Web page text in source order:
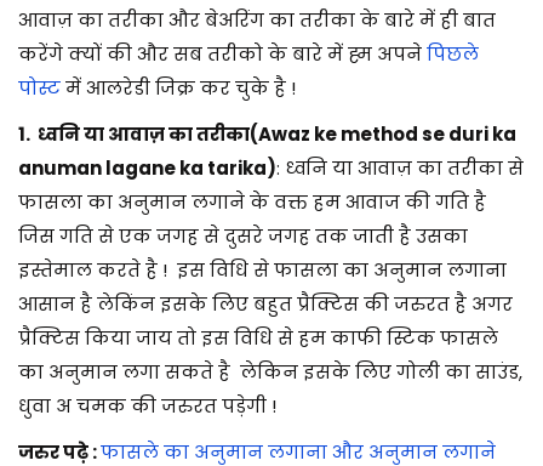
आवाज़ का तरीका और बेअरिंग का तरीका के बारे में ही बात
करेंगे क्यों की और सब तरीको के बारे में ह्म अपनेपिछले
पोस्टमें आलरेडी जिक्र कर चुके है !
1. ध्वनि या आवाज़ का तरीका(Awaz ke method se duri ka
anuman lagane ka tarika): ध्वनि या आवाज़ का तरीका से
फासला का अनुमान लगाने के वक्त हम आवाज की गति है
जिस गति से एक जगह से दुसरे जगह तक जाती है उसका
इस्तेमाल करते है ! इस विधि से फासला का अनुमान लगाना
आसान है लेकिंन इसके लिए बहुत प्रैक्टिस की जरुरत है अगर
प्रैक्टिस किया जाय तो इस विधि से हम काफी स्टिक फासले
का अनुमान लगा सकते है लेकिन इसके लिए गोली का साउंड,
धुवा अ चमक की जरुरत पड़ेगी !
जरुर पढ़े :फासले का अनुमान लगाना और अनुमान लगाने